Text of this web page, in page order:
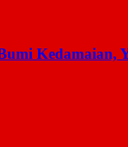
Kedamaian,